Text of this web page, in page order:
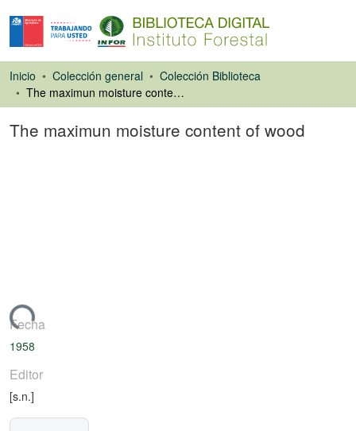
Inicio Colección general
Colección Biblioteca
The maximun moisture content of wood
The maximun moisture content of wood
Fecha
1958
Editor
[s.n.]